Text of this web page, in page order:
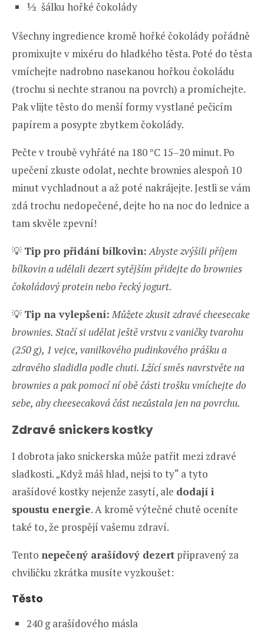
½ šálku hořké čokolády
Všechny ingredience kromě hořké čokolády pořádně
promixujte v mixéru do hladkého těsta. Poté do těsta
vmíchejte nadrobno nasekanou hořkou čokoládu
(trochu si nechte stranou na povrch) a promíchejte.
Pak vlijte těsto do menší formy vystlané pečicím
papírem a posypte zbytkem čokolády.
Pečte v troubě vyhřáté na 180 °C 15–20 minut. Po
upečení zkuste odolat, nechte brownies alespoň 10
minut vychladnout a až poté nakrájejte. Jestli se vám
zdá trochu nedopečené, dejte ho na noc do lednice a
tam skvěle zpevní!
💡 Tip pro přidání bílkovin: Abyste zvýšili příjem
bílkovin a udělali dezert sytějším přidejte do brownies
čokoládový protein nebo řecký jogurt.
💡 Tip na vylepšení: Můžete zkusit zdravé cheesecake
brownies. Stačí si udělat ještě vrstvu z vaničky tvarohu
(250 g), 1 vejce, vanilkového pudinkového prášku a
zdravého sladidla podle chuti. Lžící směs navrstvěte na
brownies a pak pomocí ní obě části trošku vmíchejte do
sebe, aby cheesecaková část nezůstala jen na povrchu.
Zdravé snickers kostky
I dobrota jako snickerska může patřit mezi zdravé
sladkosti. „Když máš hlad, nejsi to ty“ a tyto
arašídové kostky nejenže zasytí, ale dodají i
spoustu energie. A kromě výtečné chutě oceníte
také to, že prospějí vašemu zdraví.
Tento nepečený arašídový dezert připravený za
chviličku zkrátka musíte vyzkoušet:
Těsto
240 g arašídového másla